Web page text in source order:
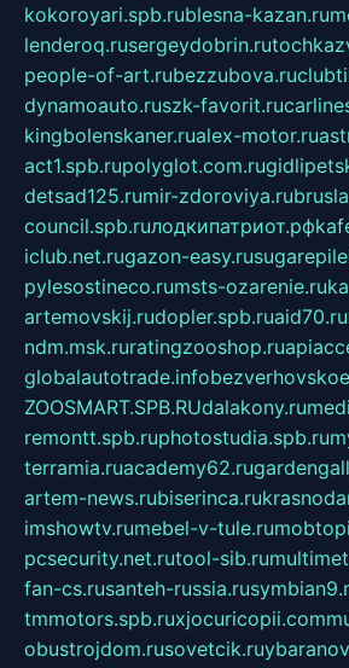
kokoroyari.spb.rublesna-kazan.ru
lenderoq.rusergeydobrin.ru
people-of-art.rubezzubova.ru
dynamoauto.ruszk-favorit.ru
kingbolenskaner.rualex-motor.ru
act1.spb.rupolyglot.com.ru
detsad125.rumir-zdoroviya.ru
council.spb.ruлодкипатриот.рф
iclub.net.rugazon-easy.ru
pylesostineco.rumsts-ozarenie.ru
artemovskij.rudopler.spb.ruaid70.ru
ndm.msk.ruratingzooshop.ru
globalautotrade.info
ZOOSMART.SPB.RUdalakony.ru
remontt.spb.ruphotostudia.spb.ru
terramia.ruacademy62.ru
artem-news.rubiserinca.ru
imshowtv.rumebel-v-tule.ru
pcsecurity.net.rutool-sib.ru
fan-cs.rusanteh-russia.ru
tmmotors.spb.ruxjocuricopii.com
obustrojdom.rusovetcik.ru